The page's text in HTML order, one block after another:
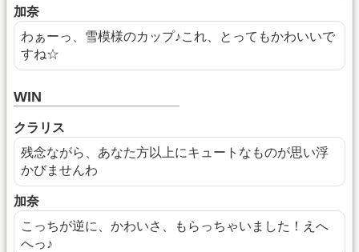
加奈
わぁーっ、雪模様のカップ♪これ、とってもかわいいで
すね☆
WIN
クラリス
残念ながら、あなた方以上にキュートなものが思い浮
かびませんわ
加奈
こっちが逆に、かわいさ、もらっちゃいました！えへ
へっ♪